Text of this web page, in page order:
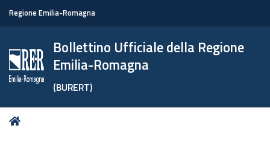
Regione Emilia-Romagna
Bollettino Ufficiale della Regione
Emilia-Romagna
(BURERT)
Tu